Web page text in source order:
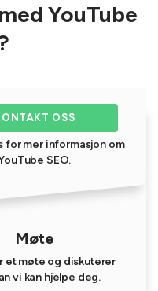
YouTube
OSS
for mer informasjon om
SEO.
Møte
et møte og diskuterer
vi kan hjelpe deg.